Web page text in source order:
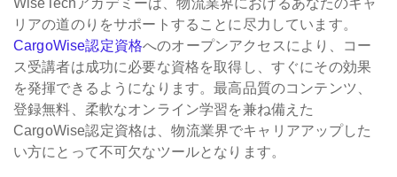
WiseTechアカデミーは、物流業界におけるあなたのキャ
リアの道のりをサポートすることに尽力しています。
CargoWise認定資格へのオープンアクセスにより、コー
ス受講者は成功に必要な資格を取得し、すぐにその効果
を発揮できるようになります。最高品質のコンテンツ、
登録無料、柔軟なオンライン学習を兼ね備えた
CargoWise認定資格は、物流業界でキャリアアップした
い方にとって不可欠なツールとなります。